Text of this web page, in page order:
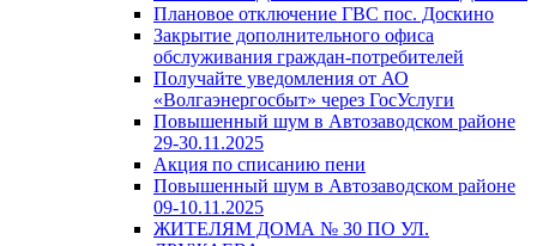
Плановое отключение ГВС пос. Доскино
Закрытие дополнительного офиса
обслуживания граждан-потребителей
Получайте уведомления от АО
«Волгаэнергосбыт» через ГосУслуги
Повышенный шум в Автозаводском районе
29-30.11.2025
Акция по списанию пени
Повышенный шум в Автозаводском районе
09-10.11.2025
ЖИТЕЛЯМ ДОМА № 30 ПО УЛ.